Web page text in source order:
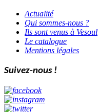
Actualité
Qui sommes-nous ?
Ils sont venus à Vesoul
Le catalogue
Mentions légales
Suivez-nous !